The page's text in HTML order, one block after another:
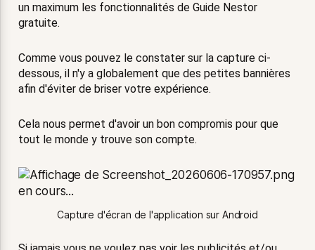
un maximum les fonctionnalités de Guide Nestor
gratuite.
Comme vous pouvez le constater sur la capture ci-
dessous, il n'y a globalement que des petites bannières
afin d'éviter de briser votre expérience.
Cela nous permet d'avoir un bon compromis pour que
tout le monde y trouve son compte.
Capture d'écran de l'application sur Android